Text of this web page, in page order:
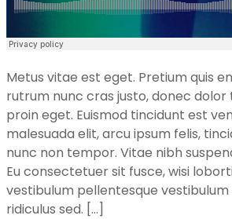
Metus vitae est eget. Pretium quis
rutrum nunc cras justo, donec dolor
proin eget. Euismod tincidunt est
malesuada elit, arcu ipsum felis,
nunc non tempor. Vitae nibh
Eu consectetuer sit fusce, wisi
vestibulum pellentesque vestibulum
ridiculus sed. […]